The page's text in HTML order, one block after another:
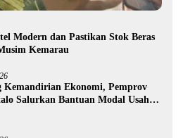
Modern dan Pastikan Stok Beras
Kemarau
Kemandirian Ekonomi, Pemprov
Salurkan Bantuan Modal Usaha